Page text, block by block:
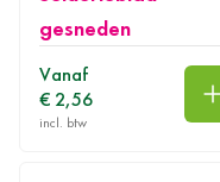
gesneden
Vanaf
€ 2,56